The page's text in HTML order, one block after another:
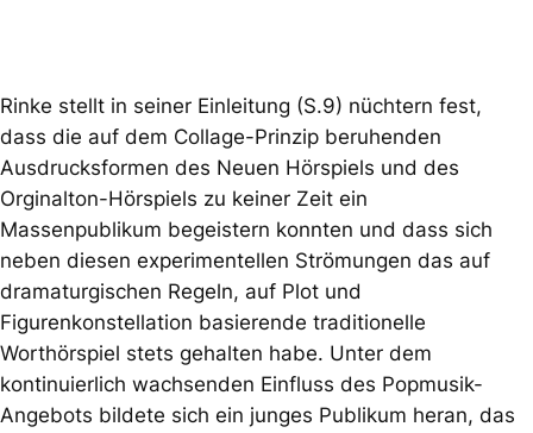
Rinke stellt in seiner Einleitung (S.9) nüchtern fest,
dass die auf dem Collage-Prinzip beruhenden
Ausdrucksformen des Neuen Hörspiels und des
Orginalton-Hörspiels zu keiner Zeit ein
Massenpublikum begeistern konnten und dass sich
neben diesen experimentellen Strömungen das auf
dramaturgischen Regeln, auf Plot und
Figurenkonstellation basierende traditionelle
Worthörspiel stets gehalten habe. Unter dem
kontinuierlich wachsenden Einfluss des Popmusik-
Angebots bildete sich ein junges Publikum heran, das